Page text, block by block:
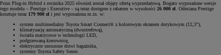
Prius Plug-in Hybrid z rocznika 2025 również został objęty ofertą wyprzedażową. Bogato wyposażone wersje
tego modelu – Prestige i Executive – są teraz dostępne z rabatem w wysokości 26 000 zł. Odmiana Prestige
kosztuje teraz 179 900 zł i jest wyposażona m.in. w:
system multimedialny Toyota Smart Connect® z kolorowym ekranem dotykowym (12,3"),
klimatyzację automatyczną (dwustrefową),
światła matrycowe w technologii LED,
podgrzewaną kierownicę,
elektrycznie unoszone drzwi bagażnika,
systemy Toyota Safety Sense.